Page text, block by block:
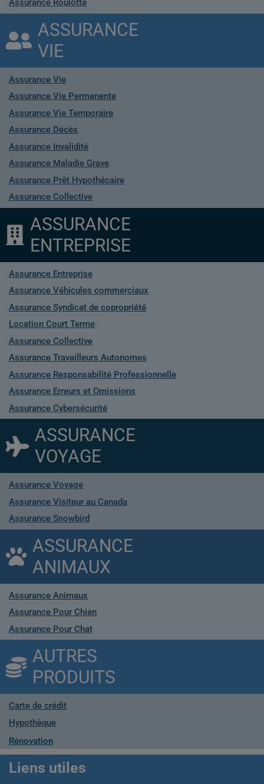
Assurance Roulotte
ASSURANCE
VIE
Assurance Vie
Assurance Vie Permanente
Assurance Vie Temporaire
Assurance Décès
Assurance Invalidité
Assurance Maladie Grave
Assurance Prêt Hypothécaire
Assurance Collective
ASSURANCE
ENTREPRISE
Assurance Entreprise
Assurance Véhicules commerciaux
Assurance Syndicat de copropriété
Location Court Terme
Assurance Collective
Assurance Travailleurs Autonomes
Assurance Responsabilité Professionnelle
Assurance Erreurs et Omissions
Assurance Cybersécurité
ASSURANCE
VOYAGE
Assurance Voyage
Assurance Visiteur au Canada
Assurance Snowbird
ASSURANCE
ANIMAUX
Assurance Animaux
Assurance Pour Chien
Assurance Pour Chat
AUTRES
PRODUITS
Carte de crédit
Hypothèque
Rénovation
Liens utiles